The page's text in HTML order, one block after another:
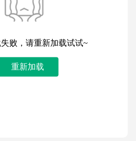
败，请重新加载试试~
重新加载